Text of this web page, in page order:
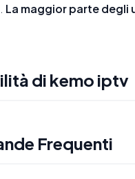
La maggior parte degli
di kemo iptv
Frequenti